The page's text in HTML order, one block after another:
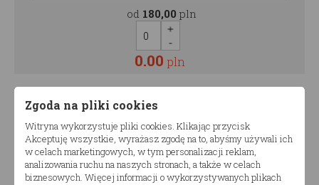
od 180,00 pln
0.00 pln
Cena:1130.00pln
Ilość zestawów
Zgoda na pliki cookies
Witryna wykorzystuje pliki cookies. Klikając przycisk
Akceptuję wszystkie, wyrażasz zgodę na to, abyśmy używali ich
w celach marketingowych, w tym personalizacji reklam,
analizowania ruchu na naszych stronach, a także w celach
biznesowych. Więcej informacji o wykorzystywanych plikach